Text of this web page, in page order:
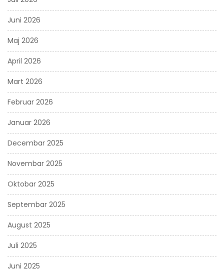
Juni 2026
Maj 2026
April 2026
Mart 2026
Februar 2026
Januar 2026
Decembar 2025
Novembar 2025
Oktobar 2025
Septembar 2025
August 2025
Juli 2025
Juni 2025